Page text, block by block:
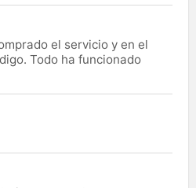
el servicio y en el
Todo ha funcionado